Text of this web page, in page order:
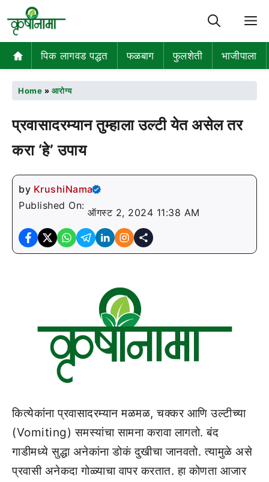
पिक लागवड पद्धत फळबाग फुलशेती भाजीपाला
Home » आरोग्य
प्रवासादरम्यान तुम्हाला उल्टी येत असेल तर
करा ‘हे’ उपाय
by KrushiNama
Published On:
ऑगस्ट 2, 2024 11:38 AM
कित्येकांना प्रवासादरम्यान मळमळ, चक्कर आणि उल्टीच्या
(Vomiting) समस्यांचा सामना करावा लागतो. बंद
गाडीमध्ये सुद्धा अनेकांना डोकं दुखीचा जानवतो. त्यामुळे असे
प्रवासी अनेकदा गोळ्याचा वापर करतात. हा कोणता आजार